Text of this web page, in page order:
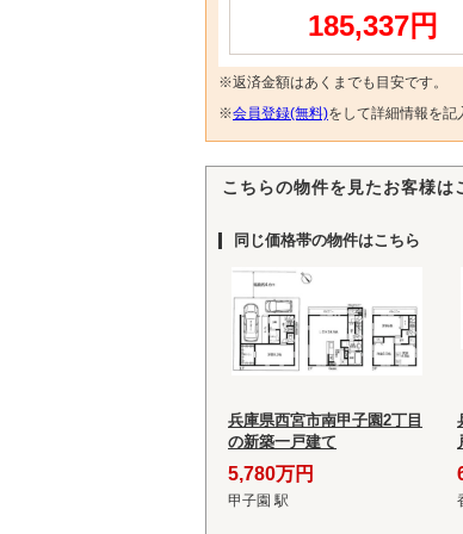
185,337円
※返済金額はあくまでも目安です。
※会員登録(無料)をして詳細情報を記
こちらの物件を見たお客様は
同じ価格帯の物件はこちら
兵庫県西宮市南甲子園2丁目
の新築一戸建て
5,780万円
甲子園 駅